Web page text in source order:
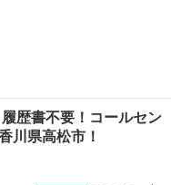
歴書不要！コールセン
川県高松市！